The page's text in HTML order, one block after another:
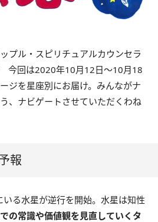
プル・スピリチュアルカウンセラ
今回は2020年10月12日〜10月18
ジを星座別にお届け。みんながナ
、ナビゲートさせていただくわね
報
る水星が逆行を開始。水星は知性
の常識や価値観を見直していくタ